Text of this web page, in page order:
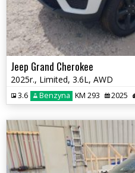
Jeep Grand Cherokee
2025r., Limited, 3.6L, AWD
3.6 Benzyna KM 293 2025